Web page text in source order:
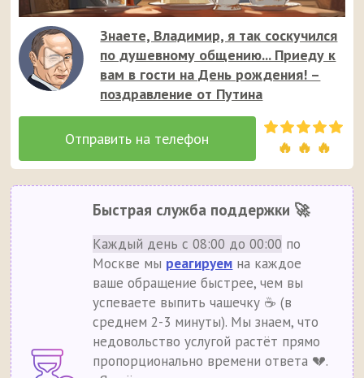
Знаете, Владимир, я так соскучился
по душевному общению... Приеду к
вам в гости на День рождения! –
поздравление от Путина
🔥 🔥 🔥
Быстрая служба поддержки 🚀
Каждый день с 08:00 до 00:00 по
Москве мы реагируем на каждое
ваше обращение быстрее, чем вы
успеваете выпить чашечку ☕ (в
среднем 2-3 минуты). Мы знаем, что
недовольство услугой растёт прямо
пропорционально времени ответа 💔.